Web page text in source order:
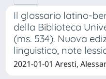
Il glossario latino-
della Biblioteca
(ms. 534). Nuova
linguistico, note
2021-01-01 Aresti,